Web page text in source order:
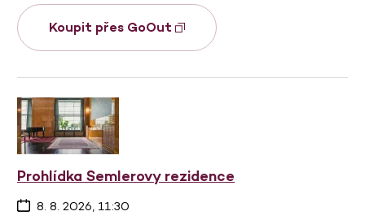
Koupit přes GoOut
Prohlídka Semlerovy rezidence
8. 8. 2026, 11:30